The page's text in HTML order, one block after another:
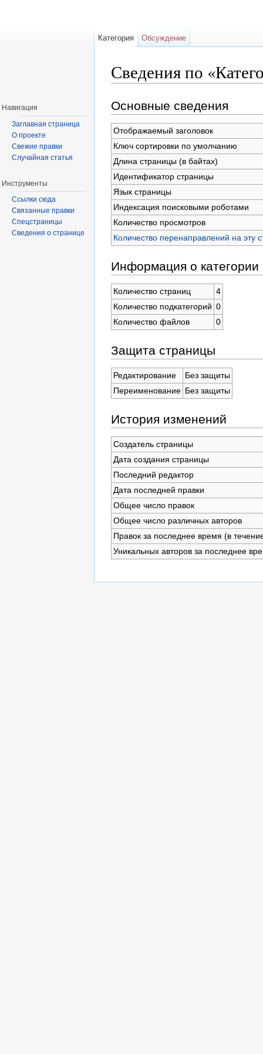
Сведения по
Основные сведения
Отображаемый заголовок
Ключ сортировки по умолчанию
Длина страницы (в байтах)
Идентификатор страницы
Язык страницы
Индексация поисковыми роботами
Количество просмотров
Количество перенаправлений на эту
Информация о категории
Количество страниц
4
Количество подкатегорий 0
Количество файлов
0
Защита страницы
Редактирование
Без защиты
Переименование Без защиты
История изменений
Создатель страницы
Дата создания страницы
Последний редактор
Дата последней правки
Общее число правок
Общее число различных авторов
Правок за последнее время (в
Уникальных авторов за последнее
Категория Обсуждение
Навигация
Заглавная страница
О проекте
Свежие правки
Случайная статья
Инструменты
Ссылки сюда
Связанные правки
Спецстраницы
Сведения о странице